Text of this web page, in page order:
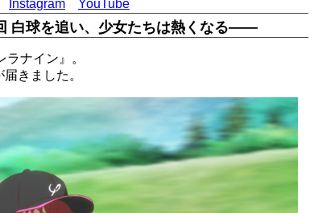
Instagram YouTube
白球を追い、少女たちは熱くなる――
ナイン』。
きました。